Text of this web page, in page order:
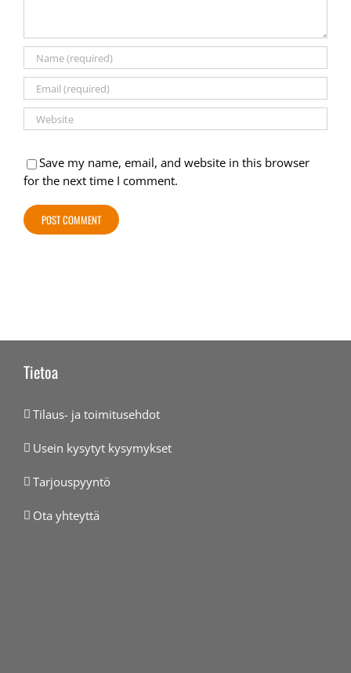
Save my name, email, and website in this browser
for the next time I comment.
Tietoa
Tilaus- ja toimitusehdot
Usein kysytyt kysymykset
Tarjouspyyntö
Ota yhteyttä